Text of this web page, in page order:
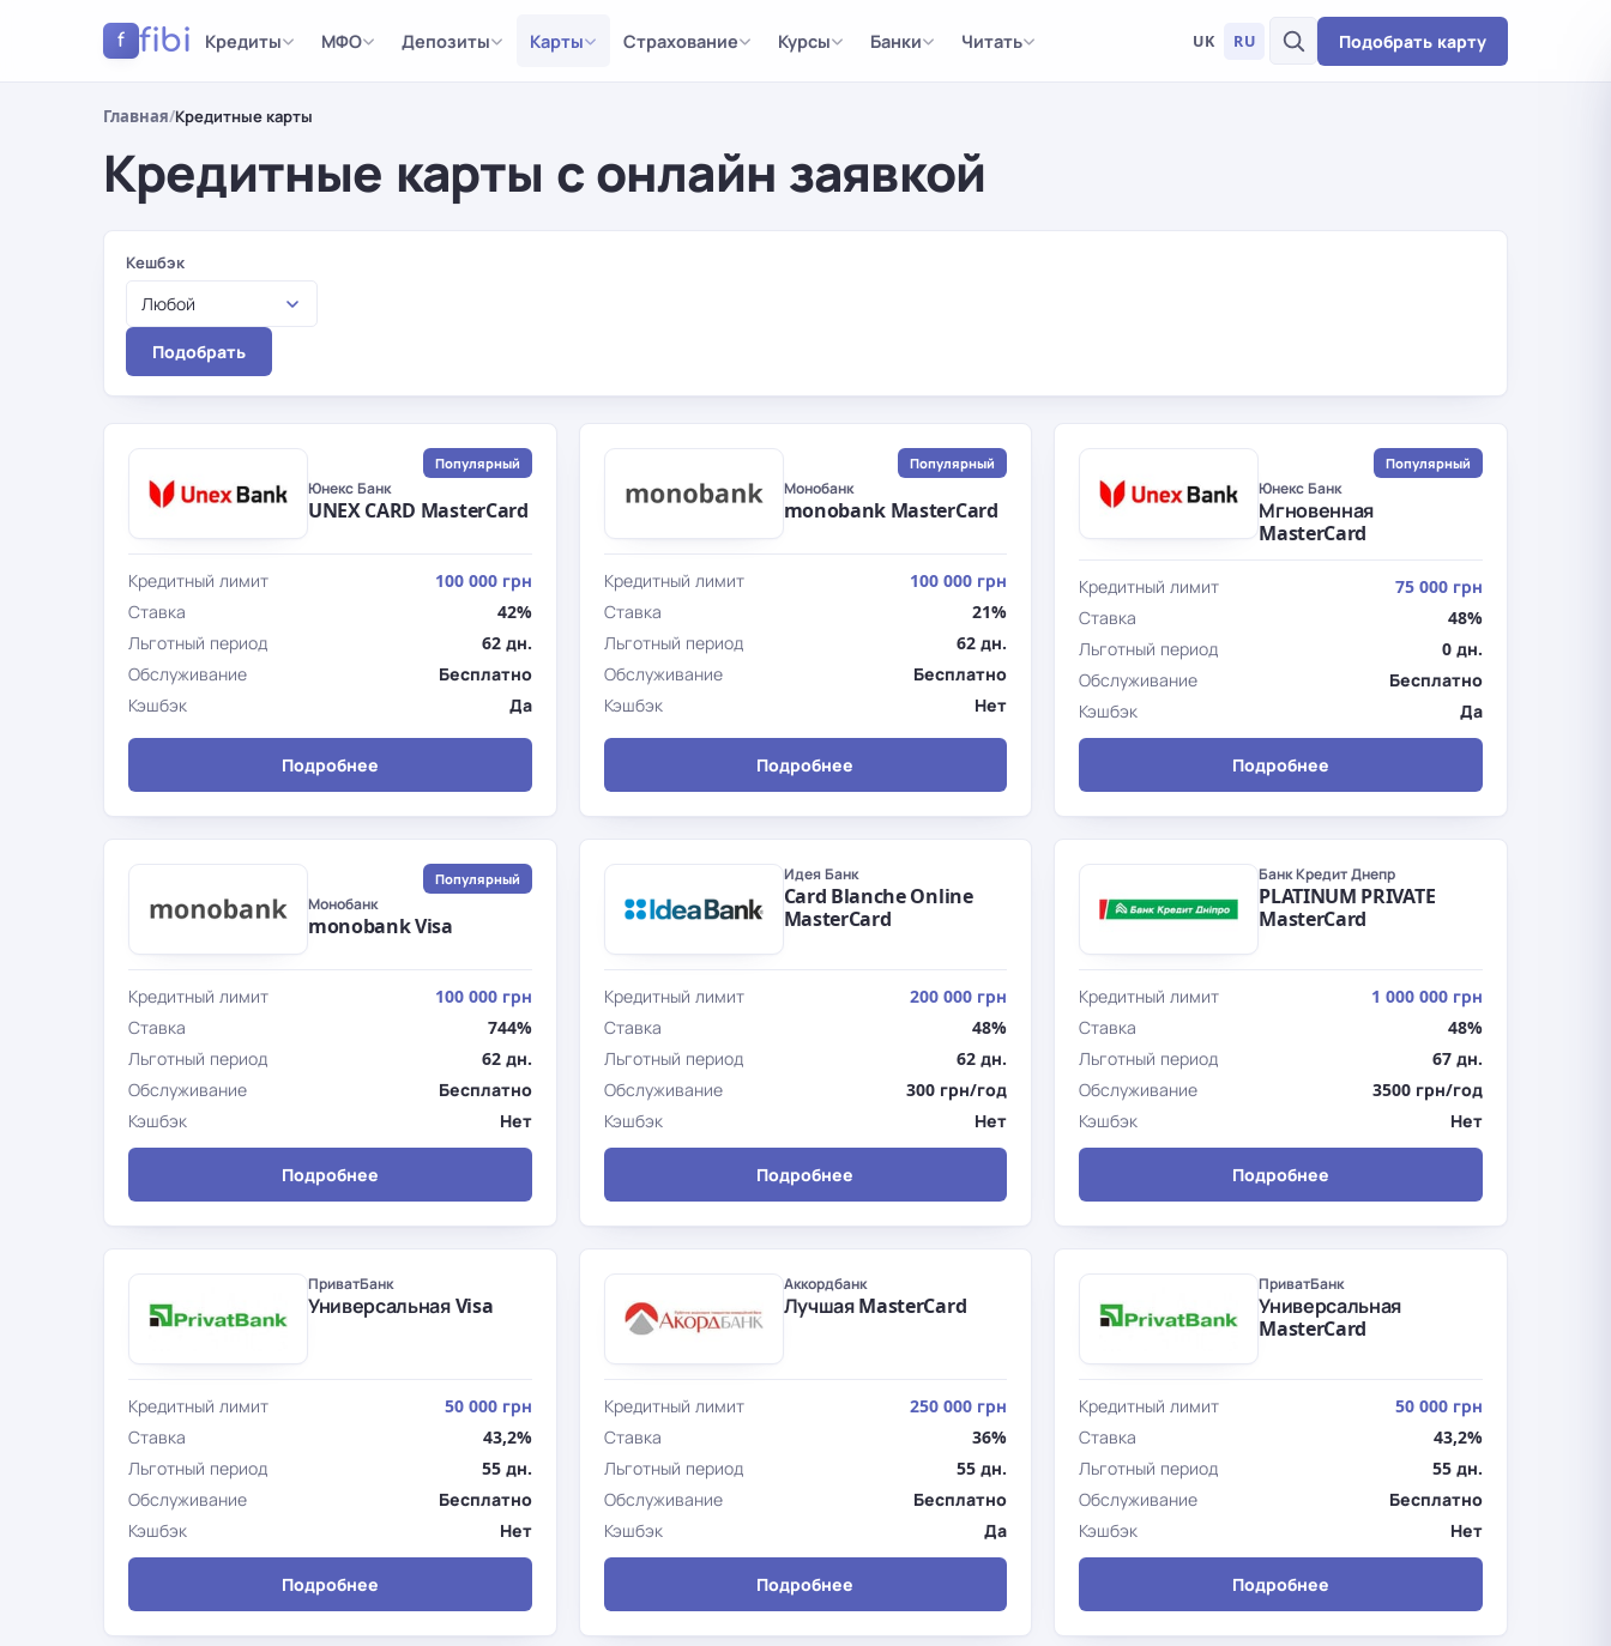
f fibi Кредиты МФО Депозиты Карты Страхование Курсы Банки Читать UK RU Подобрать карту
Главная/Кредитные карты
Кредитные карты с онлайн заявкой
Результаты
Кешбэк
Любой
Подобрать
Популярный
Юнекс Банк
UNEX CARD MasterCard
Кредитный лимит
100 000 грн
Ставка
42%
Льготный период
62 дн.
Обслуживание
Бесплатно
Кэшбэк
Да
Подробнее
Популярный
Монобанк
monobank MasterCard
Кредитный лимит
100 000 грн
Ставка
21%
Льготный период
62 дн.
Обслуживание
Бесплатно
Кэшбэк
Нет
Подробнее
Популярный
Юнекс Банк
Мгновенная
MasterCard
Кредитный лимит
75 000 грн
Ставка
48%
Льготный период
0 дн.
Обслуживание
Бесплатно
Кэшбэк
Да
Подробнее
Популярный
Монобанк
monobank Visa
Кредитный лимит
100 000 грн
Ставка
744%
Льготный период
62 дн.
Обслуживание
Бесплатно
Кэшбэк
Нет
Подробнее
Идея Банк
Card Blanche Online
MasterCard
Кредитный лимит
200 000 грн
Ставка
48%
Льготный период
62 дн.
Обслуживание
300 грн/год
Кэшбэк
Нет
Подробнее
Банк Кредит Днепр
PLATINUM PRIVATE
MasterCard
Кредитный лимит
1 000 000 грн
Ставка
48%
Льготный период
67 дн.
Обслуживание
3500 грн/год
Кэшбэк
Нет
Подробнее
ПриватБанк
Универсальная Visa
Кредитный лимит
50 000 грн
Ставка
43,2%
Льготный период
55 дн.
Обслуживание
Бесплатно
Кэшбэк
Нет
Подробнее
Аккордбанк
Лучшая MasterCard
Кредитный лимит
250 000 грн
Ставка
36%
Льготный период
55 дн.
Обслуживание
Бесплатно
Кэшбэк
Да
Подробнее
ПриватБанк
Универсальная
MasterCard
Кредитный лимит
50 000 грн
Ставка
43,2%
Льготный период
55 дн.
Обслуживание
Бесплатно
Кэшбэк
Нет
Подробнее